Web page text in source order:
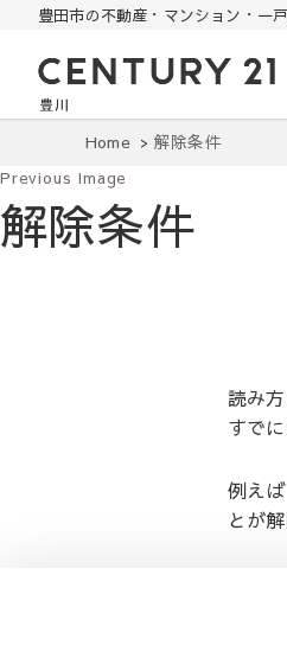
豊田市の不動産・マンション・一
豊田市の中古住宅
Home 解除条件
Previous Image
解除条件
読み
すで
例え
とが